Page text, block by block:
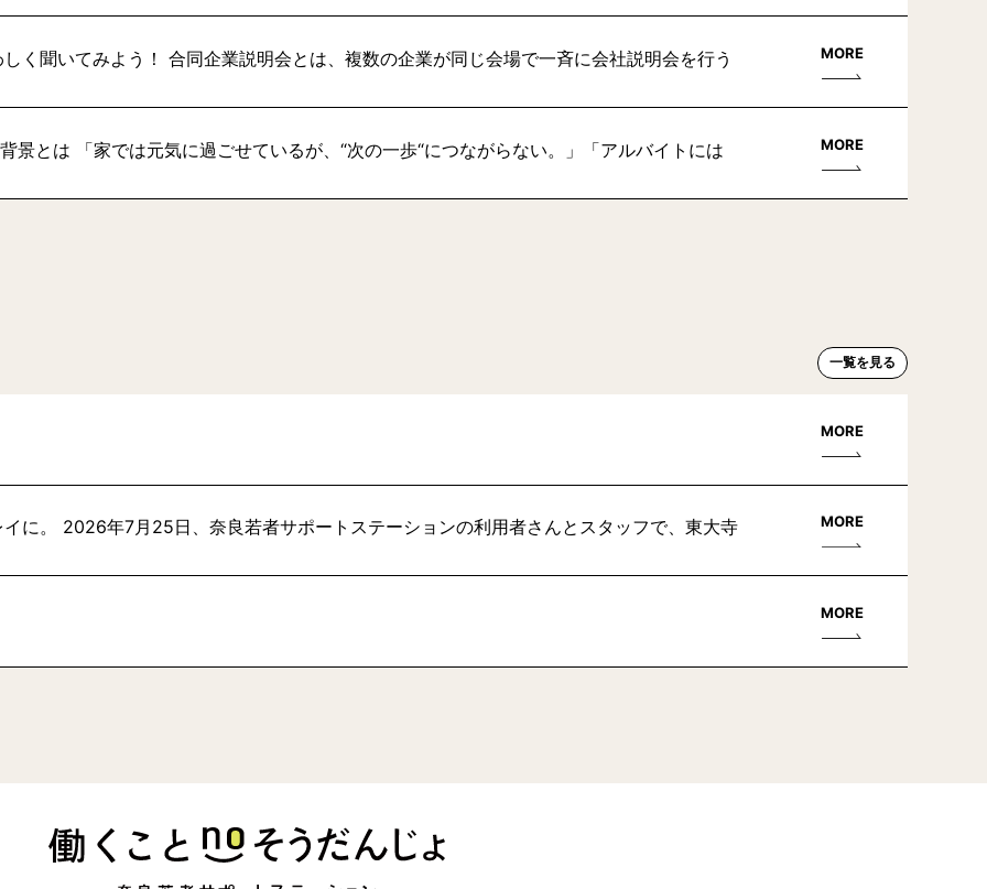
く聞いてみよう！ 合同企業説明会とは、複数の企業が同じ会場で一斉に会社説明会を行う
MORE
景とは 「家では元気に過ごせているが、“次の一歩“につながらない。」「アルバイトには
MORE
一覧を見る
MORE
に。 2026年7月25日、奈良若者サポートステーションの利用者さんとスタッフで、東大寺
MORE
MORE